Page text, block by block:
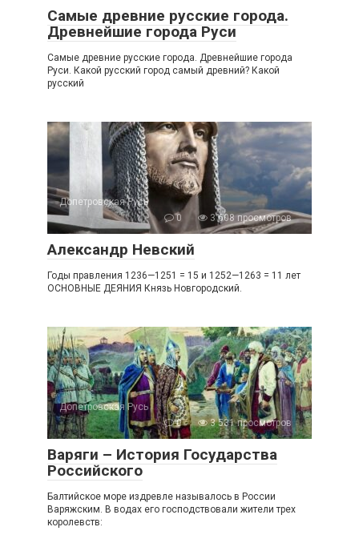
Самые древние русские города.
Древнейшие города Руси
Самые древние русские города. Древнейшие города
Руси. Какой русский город самый древний? Какой
русский
Допетровская Русь
0
3 608 просмотров
Александр Невский
Годы правления 1236—1251 = 15 и 1252—1263 = 11 лет
ОСНОВНЫЕ ДЕЯНИЯ Князь Новгородский.
Допетровская Русь
0
3 531 просмотров
Варяги – История Государства
Российского
Балтийское море издревле называлось в России
Варяжским. В водах его господствовали жители трех
королевств: